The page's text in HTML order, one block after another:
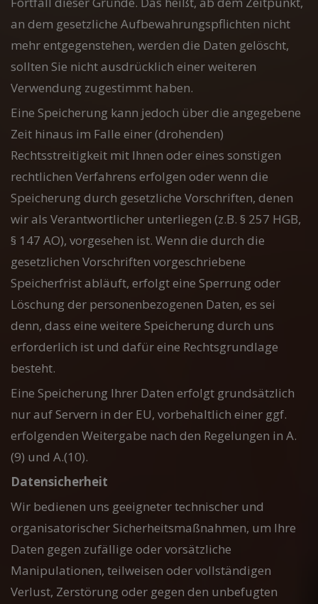
an dem gesetzliche Aufbewahrungspflichten nicht
mehr entgegenstehen, werden die Daten gelöscht,
sollten Sie nicht ausdrücklich einer weiteren
Verwendung zugestimmt haben.
Eine Speicherung kann jedoch über die angegebene
Zeit hinaus im Falle einer (drohenden)
Rechtsstreitigkeit mit Ihnen oder eines sonstigen
rechtlichen Verfahrens erfolgen oder wenn die
Speicherung durch gesetzliche Vorschriften, denen
wir als Verantwortlicher unterliegen (z.B. § 257 HGB,
§ 147 AO), vorgesehen ist. Wenn die durch die
gesetzlichen Vorschriften vorgeschriebene
Speicherfrist abläuft, erfolgt eine Sperrung oder
Löschung der personenbezogenen Daten, es sei
denn, dass eine weitere Speicherung durch uns
erforderlich ist und dafür eine Rechtsgrundlage
besteht.
Eine Speicherung Ihrer Daten erfolgt grundsätzlich
nur auf Servern in der EU, vorbehaltlich einer ggf.
erfolgenden Weitergabe nach den Regelungen in A.
(9) und A.(10).
Datensicherheit
Wir bedienen uns geeigneter technischer und
organisatorischer Sicherheitsmaßnahmen, um Ihre
Daten gegen zufällige oder vorsätzliche
Manipulationen, teilweisen oder vollständigen
Verlust, Zerstörung oder gegen den unbefugten